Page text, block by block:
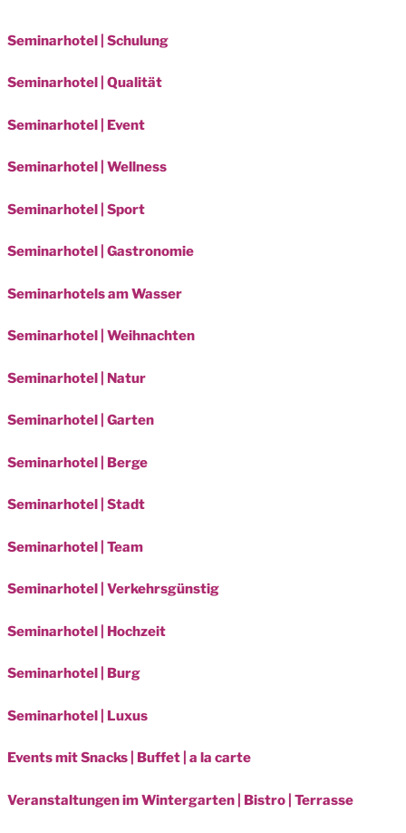
Seminarhotel | Schulung
Seminarhotel | Qualität
Seminarhotel | Event
Seminarhotel | Wellness
Seminarhotel | Sport
Seminarhotel | Gastronomie
Seminarhotels am Wasser
Seminarhotel | Weihnachten
Seminarhotel | Natur
Seminarhotel | Garten
Seminarhotel | Berge
Seminarhotel | Stadt
Seminarhotel | Team
Seminarhotel | Verkehrsgünstig
Seminarhotel | Hochzeit
Seminarhotel | Burg
Seminarhotel | Luxus
Events mit Snacks | Buffet | a la carte
Veranstaltungen im Wintergarten | Bistro | Terrasse